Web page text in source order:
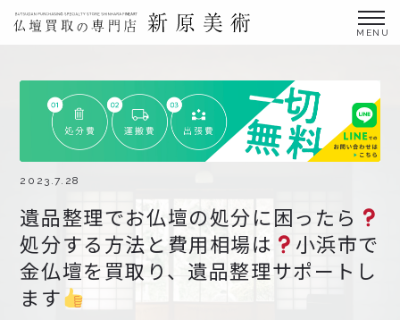
仏壇買取サービス
買取ステップ・お仏壇処分の流れ
ブログ
北陸三県外の方
よくあるご質問
お申し込み・お問い合わせ
2023.7.28
遺品整理でお仏壇の処分に困ったら
処分する方法と費用相場は
小浜市で
金仏壇を買取り、遺品整理サポートし
ます